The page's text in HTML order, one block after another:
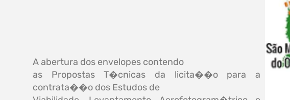
A abertura dos envelopes contendo
as Propostas T�cnicas da licita��o para a
contrata��o dos Estudos de